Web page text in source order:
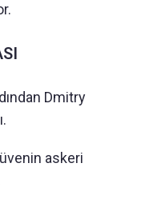
Dmitry
askeri